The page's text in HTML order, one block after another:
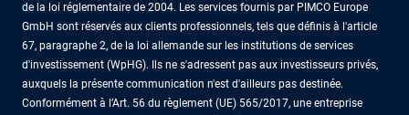
de la loi réglementaire de 2004. Les services fournis par PIMCO Europe
GmbH sont réservés aux clients professionnels, tels que définis à l'article
67, paragraphe 2, de la loi allemande sur les institutions de services
d'investissement (WpHG). Ils ne s'adressent pas aux investisseurs privés,
auxquels la présente communication n'est d'ailleurs pas destinée.
Conformément à l’Art. 56 du règlement (UE) 565/2017, une entreprise